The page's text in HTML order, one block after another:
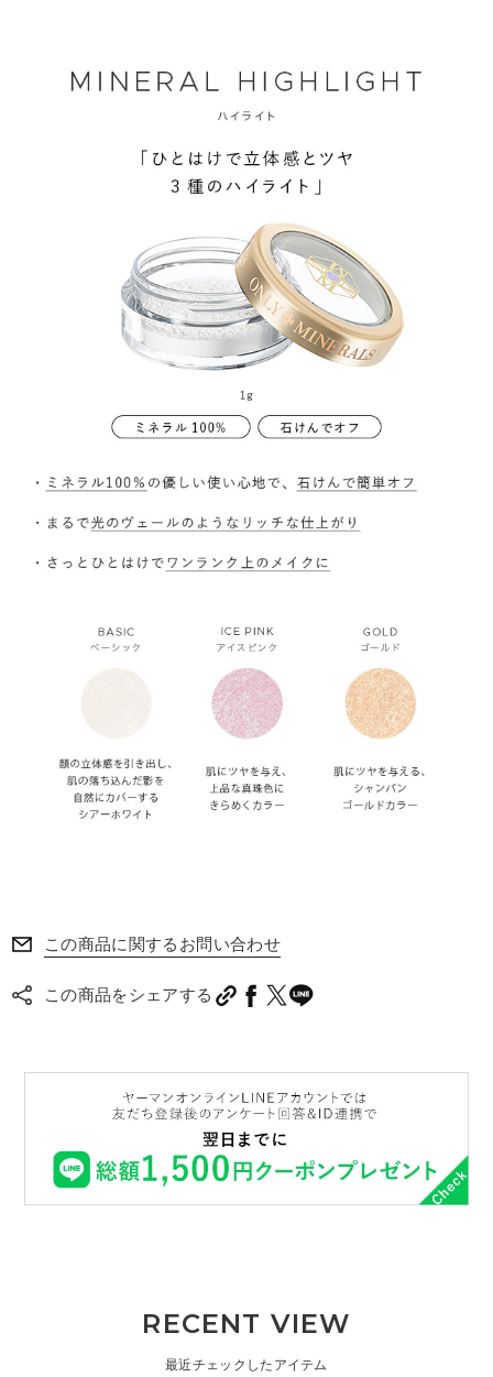
この商品に関するお問い合わせ
この商品をシェアする
RECENT VIEW
最近チェックしたアイテム